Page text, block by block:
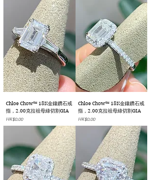
Chloe Chow™ 18K金鑲鑽石戒
指，2.00克拉祖母綠切割GIA
價格
HK$0.00
Chloe Chow™ 18K金鑲鑽石戒
指，2.00克拉祖母綠切割GIA
價格
HK$0.00